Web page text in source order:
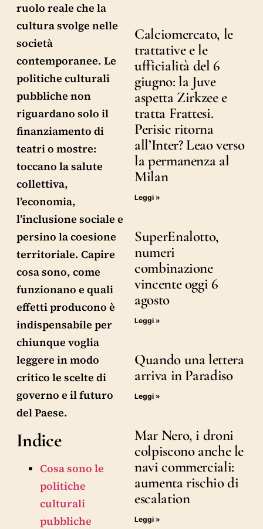
ruolo reale che la
cultura svolge nelle
società
contemporanee. Le
politiche culturali
pubbliche non
riguardano solo il
finanziamento di
teatri o mostre:
toccano la salute
collettiva,
l’economia,
l’inclusione sociale e
persino la coesione
territoriale. Capire
cosa sono, come
funzionano e quali
effetti producono è
indispensabile per
chiunque voglia
leggere in modo
critico le scelte di
governo e il futuro
del Paese.
Indice
Cosa sono le
politiche
culturali
pubbliche
Calciomercato, le
trattative e le
ufficialità del 6
giugno: la Juve
aspetta Zirkzee e
tratta Frattesi.
Perisic ritorna
all’Inter? Leao verso
la permanenza al
Milan
Leggi »
SuperEnalotto,
numeri
combinazione
vincente oggi 6
agosto
Leggi »
Quando una lettera
arriva in Paradiso
Leggi »
Mar Nero, i droni
colpiscono anche le
navi commerciali:
aumenta rischio di
escalation
Leggi »